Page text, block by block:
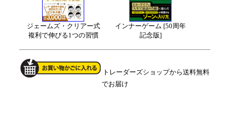
ジェームズ・クリアー式
複利で伸びる1つの習慣
インナーゲーム [50周年
記念版]
トレーダーズショップから送料無料
でお届け